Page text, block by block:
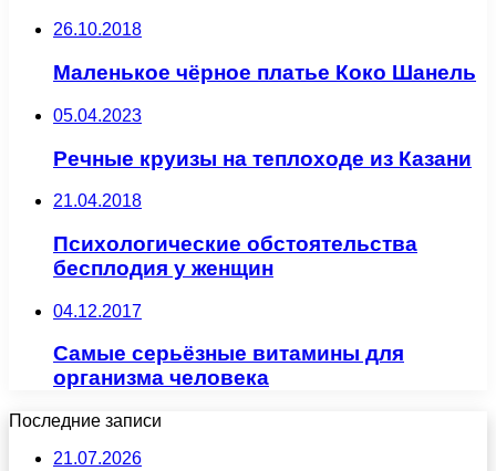
26.10.2018
Маленькое чёрное платье Коко Шанель
05.04.2023
Речные круизы на теплоходе из Казани
21.04.2018
Психологические обстоятельства
бесплодия у женщин
04.12.2017
Самые серьёзные витамины для
организма человека
Последние записи
21.07.2026